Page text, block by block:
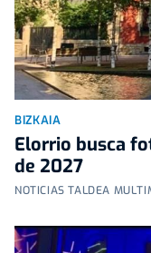
BIZKAIA
Elorrio busca
de 2027
NOTICIAS TALDEA